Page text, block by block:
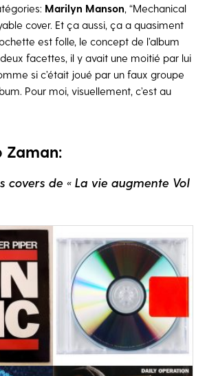
Marilyn Manson, “Mechanical
cover. Et ça aussi, ça a quasiment
est folle, le concept de l’album
facettes, il y avait une moitié par lui
si c’était joué par un faux groupe
Pour moi, visuellement, c’est au
Zaman:
covers de « La vie augmente Vol